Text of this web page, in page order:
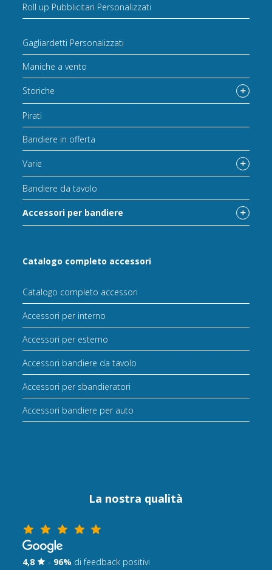
Roll up Pubblicitari Personalizzati
Gagliardetti Personalizzati
Maniche a vento
Storiche
Pirati
Bandiere in offerta
Varie
Bandiere da tavolo
Accessori per bandiere
Catalogo completo accessori
Catalogo completo accessori
Accessori per interno
Accessori per esterno
Accessori bandiere da tavolo
Accessori per sbandieratori
Accessori bandiere per auto
La nostra qualità
4,8 - 96% di feedback positivi